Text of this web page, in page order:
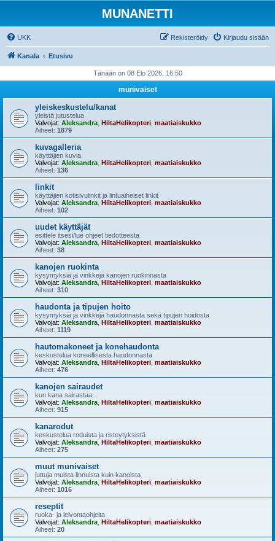
MUNANETTI
UKK Kirjaudu sisään
Rekisteröidy
Kanala Etusivu
Tänään on 08 Elo 2026, 16:50
munivaiset
yleiskeskustelu/kanat
yleistä jutustelua
Valvojat: Aleksandra HiltaHelikopteri maatiaiskukko
Aiheet: 1879
kuvagalleria
käyttäjien kuvia
Valvojat: Aleksandra HiltaHelikopteri maatiaiskukko
Aiheet: 136
linkit
käyttäjien kotisivulinkit ja lintuaiheiset linkit
Valvojat: Aleksandra HiltaHelikopteri maatiaiskukko
Aiheet: 102
uudet käyttäjät
esittele itsesi/lue ohjeet tiedotteesta
Valvojat: Aleksandra HiltaHelikopteri maatiaiskukko
Aiheet: 38
kanojen ruokinta
kysymyksiä ja vinkkejä kanojen ruokinnasta
Valvojat: Aleksandra HiltaHelikopteri maatiaiskukko
Aiheet: 310
haudonta ja tipujen hoito
kysymyksiä ja vinkkejä haudonnasta sekä tipujen hoidosta
Valvojat: Aleksandra HiltaHelikopteri maatiaiskukko
Aiheet: 1119
hautomakoneet ja konehaudonta
keskustelua koneellisesta haudonnasta
Valvojat: Aleksandra HiltaHelikopteri maatiaiskukko
Aiheet: 476
kanojen sairaudet
kun kana sairastaa...
Valvojat: Aleksandra HiltaHelikopteri maatiaiskukko
Aiheet: 915
kanarodut
keskustelua roduista ja risteytyksistä
Valvojat: Aleksandra HiltaHelikopteri maatiaiskukko
Aiheet: 275
muut munivaiset
juttuja muista linnuista kuin kanoista
Valvojat: Aleksandra HiltaHelikopteri maatiaiskukko
Aiheet: 1016
reseptit
ruoka- ja leivontaohjeita
Valvojat: Aleksandra HiltaHelikopteri maatiaiskukko
Aiheet: 20